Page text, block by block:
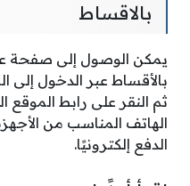
بالاقساط
يمكن الوصول إلى صفحة
بالأقساط عبر الدخول إلى
ثم النقر على رابط
الهاتف المناسب من
الدفع إلكترونيًا.